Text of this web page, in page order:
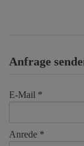
Anfrage
E-Mail
Anrede